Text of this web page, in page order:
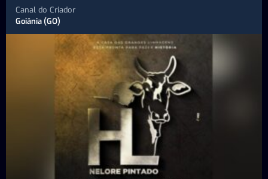
Canal do Criador
Goiânia (GO)